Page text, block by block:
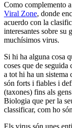
Como complemento
Viral Zone, donde
acuerdo con la
interesantes sobre su
muchísimos virus.
Si hi ha alguna cosa
coses que de
a tot hi ha un sistema
són forts i fiables i
(taxones) fins als
Biologia que per la
classificar, com ho